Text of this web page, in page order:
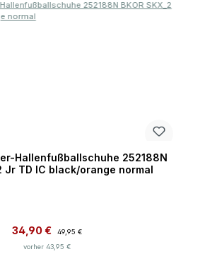
Hallenfußballschuhe 252188N
Jr TD IC black/orange normal
Verkaufspreis:
34,90 € Regulärer Preis:
49,95 €
vorher 43,95 €